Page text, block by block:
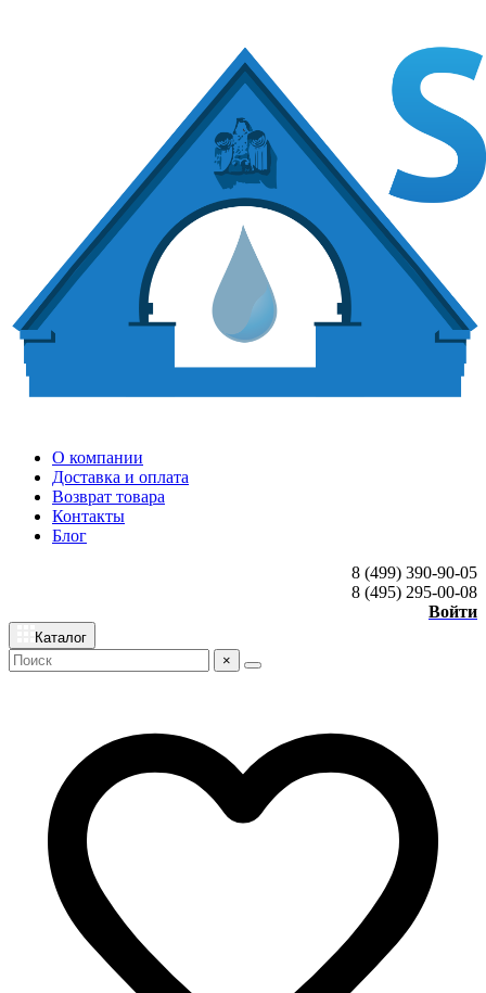
О компании
Доставка и оплата
Возврат товара
Контакты
Блог
8 (499) 390-90-05
8 (495) 295-00-08
Войти
Каталог
×